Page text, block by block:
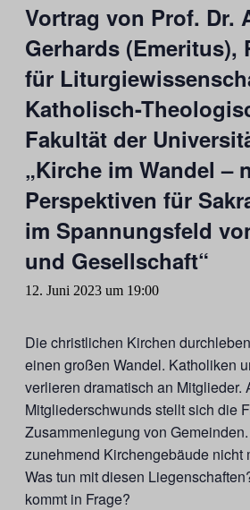
Vortrag von Prof. Dr.
Gerhards (Emeritus),
für
Katholisch-
Fakultät der
„Kirche im Wandel –
Perspektiven für
im Spannungsfeld
und Gesellschaft“
12. Juni 2023 um 19:00
Die christlichen Kirchen
einen großen Wandel. Katholiken
verlieren dramatisch an Mitglieder.
Mitgliederschwunds stellt sich die
Zusammenlegung von
zunehmend Kirchengebäude nicht
Was tun mit diesen
kommt in Frage?